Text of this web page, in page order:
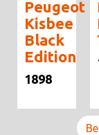
Peugeot
Kisbee
Black
Edition
1898